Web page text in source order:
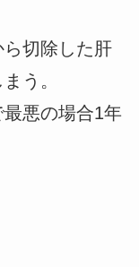
切除した肝
う。
悪の場合1年